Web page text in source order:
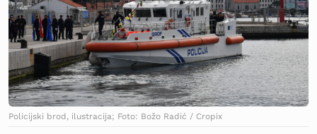
Policijski brod, ilustracija; Foto: Božo Radić / Cropix